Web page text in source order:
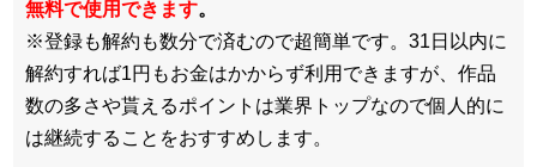
無料で使用できます。
※登録も解約も数分で済むので超簡単です。31日以内に
解約すれば1円もお金はかからず利用できますが、作品
数の多さや貰えるポイントは業界トップなので個人的に
は継続することをおすすめします。